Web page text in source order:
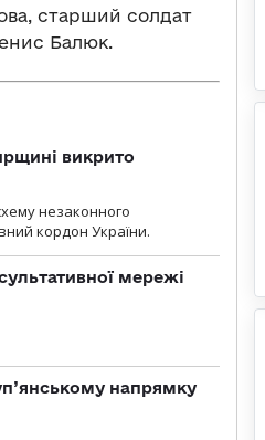
старший солдат
Балюк.
викрито
незаконного
кордон України.
мережі
напрямку